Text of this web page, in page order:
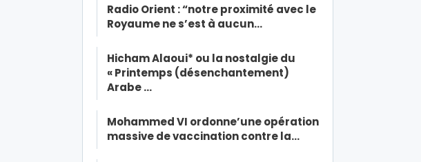
Radio Orient : “notre proximité avec le
Royaume ne s’est à aucun…
Hicham Alaoui* ou la nostalgie du
« Printemps (désenchantement)
Arabe …
Mohammed VI ordonne’une opération
massive de vaccination contre la…